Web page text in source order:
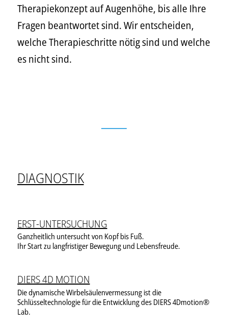
Therapiekonzept auf Augenhöhe, bis alle Ihre
Fragen beantwortet sind. Wir entscheiden,
welche Therapieschritte nötig sind und welche
es nicht sind.
DIAGNOSTIK
ERST-UNTERSUCHUNG
Ganzheitlich untersucht von Kopf bis Fuß.
Ihr Start zu langfristiger Bewegung und Lebensfreude.
DIERS 4D MOTION
Die dynamische Wirbelsäulenvermessung ist die
Schlüsseltechnologie für die Entwicklung des DIERS 4Dmotion®
Lab.